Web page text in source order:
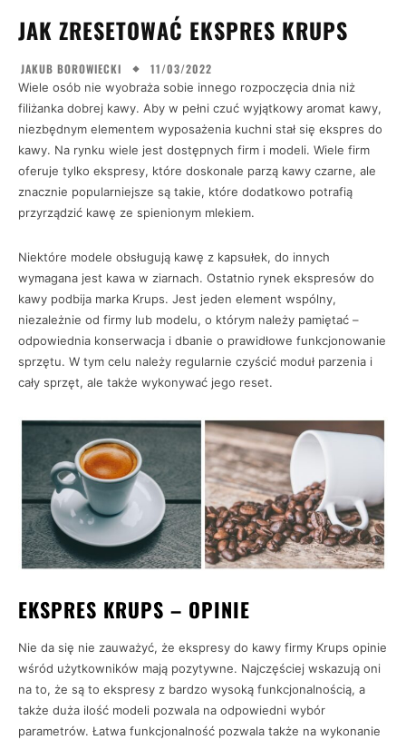
JAK ZRESETOWAĆ EKSPRES KRUPS
JAKUB BOROWIECKI 11/03/2022
Wiele osób nie wyobraża sobie innego rozpoczęcia dnia niż
filiżanka dobrej kawy. Aby w pełni czuć wyjątkowy aromat kawy,
niezbędnym elementem wyposażenia kuchni stał się ekspres do
kawy. Na rynku wiele jest dostępnych firm i modeli. Wiele firm
oferuje tylko ekspresy, które doskonale parzą kawy czarne, ale
znacznie popularniejsze są takie, które dodatkowo potrafią
przyrządzić kawę ze spienionym mlekiem.
Niektóre modele obsługują kawę z kapsułek, do innych
wymagana jest kawa w ziarnach. Ostatnio rynek ekspresów do
kawy podbija marka Krups. Jest jeden element wspólny,
niezależnie od firmy lub modelu, o którym należy pamiętać –
odpowiednia konserwacja i dbanie o prawidłowe funkcjonowanie
sprzętu. W tym celu należy regularnie czyścić moduł parzenia i
cały sprzęt, ale także wykonywać jego reset.
EKSPRES KRUPS – OPINIE
Nie da się nie zauważyć, że ekspresy do kawy firmy Krups opinie
wśród użytkowników mają pozytywne. Najczęściej wskazują oni
na to, że są to ekspresy z bardzo wysoką funkcjonalnością, a
także duża ilość modeli pozwala na odpowiedni wybór
parametrów. Łatwa funkcjonalność pozwala także na wykonanie